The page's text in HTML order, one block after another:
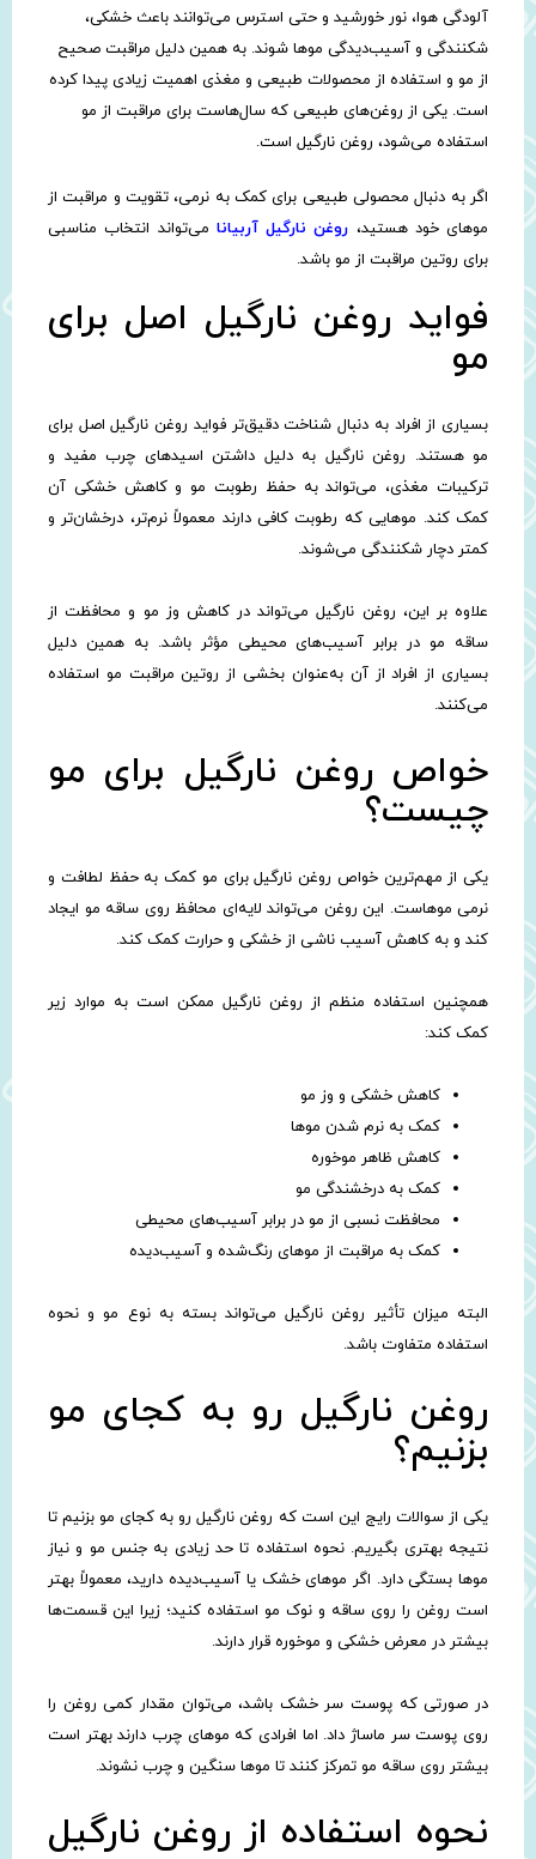
آلودگی هوا، نور خورشید و حتی استرس می‌توانند باعث خشکی،
شکنندگی و آسیب‌دیدگی موها شوند. به همین دلیل مراقبت صحیح
از مو و استفاده از محصولات طبیعی و مغذی اهمیت زیادی پیدا کرده
است. یکی از روغن‌های طبیعی که سال‌هاست برای مراقبت از مو
استفاده می‌شود، روغن نارگیل است.
اگر به دنبال محصولی طبیعی برای کمک به نرمی، تقویت و مراقبت از
موهای خود هستید، روغن نارگیل آربیانا می‌تواند انتخاب مناسبی
برای روتین مراقبت از مو باشد.
فواید روغن نارگیل اصل برای
مو
بسیاری از افراد به دنبال شناخت دقیق‌تر فواید روغن نارگیل اصل برای
مو هستند. روغن نارگیل به دلیل داشتن اسیدهای چرب مفید و
ترکیبات مغذی، می‌تواند به حفظ رطوبت مو و کاهش خشکی آن
کمک کند. موهایی که رطوبت کافی دارند معمولاً نرم‌تر، درخشان‌تر و
کمتر دچار شکنندگی می‌شوند.
علاوه بر این، روغن نارگیل می‌تواند در کاهش وز مو و محافظت از
ساقه مو در برابر آسیب‌های محیطی مؤثر باشد. به همین دلیل
بسیاری از افراد از آن به‌عنوان بخشی از روتین مراقبت مو استفاده
می‌کنند.
خواص روغن نارگیل برای مو
چیست؟
یکی از مهم‌ترین خواص روغن نارگیل برای مو کمک به حفظ لطافت و
نرمی موهاست. این روغن می‌تواند لایه‌ای محافظ روی ساقه مو ایجاد
کند و به کاهش آسیب ناشی از خشکی و حرارت کمک کند.
همچنین استفاده منظم از روغن نارگیل ممکن است به موارد زیر
کمک کند:
کاهش خشکی و وز مو
کمک به نرم شدن موها
کاهش ظاهر موخوره
کمک به درخشندگی مو
محافظت نسبی از مو در برابر آسیب‌های محیطی
کمک به مراقبت از موهای رنگ‌شده و آسیب‌دیده
البته میزان تأثیر روغن نارگیل می‌تواند بسته به نوع مو و نحوه
استفاده متفاوت باشد.
روغن نارگیل رو به کجای مو
بزنیم؟
یکی از سوالات رایج این است که روغن نارگیل رو به کجای مو بزنیم تا
نتیجه بهتری بگیریم. نحوه استفاده تا حد زیادی به جنس مو و نیاز
موها بستگی دارد. اگر موهای خشک یا آسیب‌دیده دارید، معمولاً بهتر
است روغن را روی ساقه و نوک مو استفاده کنید؛ زیرا این قسمت‌ها
بیشتر در معرض خشکی و موخوره قرار دارند.
در صورتی که پوست سر خشک باشد، می‌توان مقدار کمی روغن را
روی پوست سر ماساژ داد. اما افرادی که موهای چرب دارند بهتر است
بیشتر روی ساقه مو تمرکز کنند تا موها سنگین و چرب نشوند.
نحوه استفاده از روغن نارگیل